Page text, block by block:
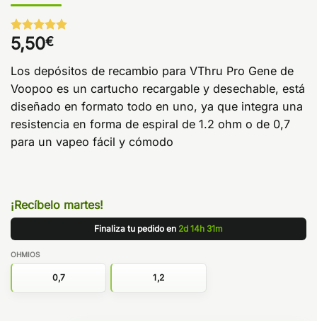
Valorado
con5de 5
1
valoración
de un
cliente
5,50€
Los depósitos de recambio para VThru Pro Gene de
Voopoo es un cartucho recargable y desechable, está
diseñado en formato todo en uno, ya que integra una
resistencia en forma de espiral de 1.2 ohm o de 0,7
para un vapeo fácil y cómodo
¡Recíbelo martes!
Finaliza tu pedido en 2d 14h 31m
OHMIOS
0,7 1,2